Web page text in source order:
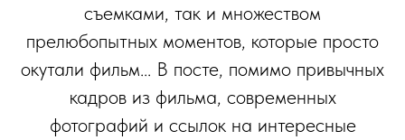
съемками, так и множеством
прелюбопытных моментов, которые просто
окутали фильм... В посте, помимо привычных
кадров из фильма, современных
фотографий и ссылок на интересные